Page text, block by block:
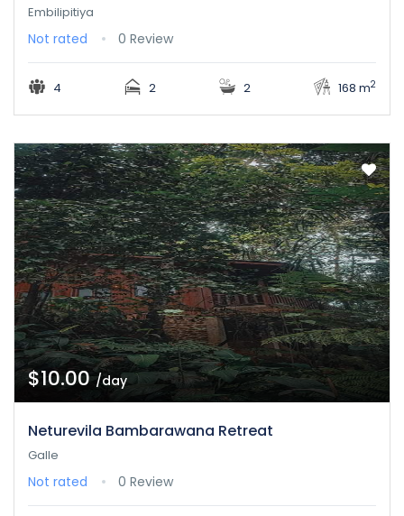
Embilipitiya
Not rated 0 Review
4 2 2 168 m2
$10.00/day
Neturevila Bambarawana Retreat
Galle
Not rated 0 Review